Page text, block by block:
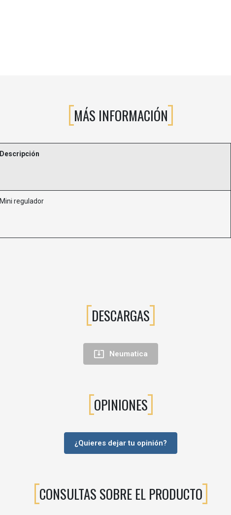
MÁS INFORMACIÓN
Descripción
Mini regulador
DESCARGAS
 Neumatica
OPINIONES
¿Quieres dejar tu opinión?
CONSULTAS SOBRE EL PRODUCTO